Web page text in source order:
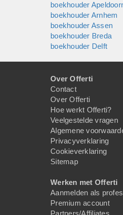
boekhouder
boekhouder Arnhem
boekhouder Assen
boekhouder Breda
boekhouder Delft
Over Offerti
Contact
Over Offerti
Hoe werkt Offerti?
Veelgestelde vragen
Algemene
Privacyverklaring
Cookieverklaring
Sitemap
Werken met Offerti
Aanmelden als
Premium account
Partners/Affiliates